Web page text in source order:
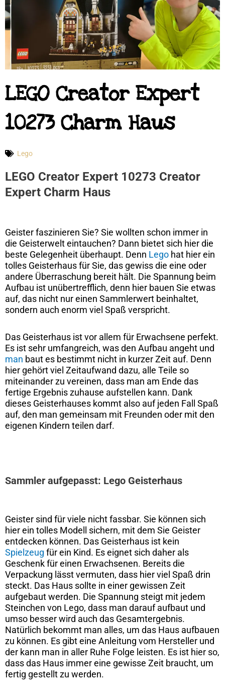
LEGO Creator Expert
10273 Charm Haus
Lego
LEGO Creator Expert 10273 Creator
Expert Charm Haus
Geister faszinieren Sie? Sie wollten schon immer in
die Geisterwelt eintauchen? Dann bietet sich hier die
beste Gelegenheit überhaupt. Denn Lego hat hier ein
tolles Geisterhaus für Sie, das gewiss die eine oder
andere Überraschung bereit hält. Die Spannung beim
Aufbau ist unübertrefflich, denn hier bauen Sie etwas
auf, das nicht nur einen Sammlerwert beinhaltet,
sondern auch enorm viel Spaß verspricht.
Das Geisterhaus ist vor allem für Erwachsene perfekt.
Es ist sehr umfangreich, was den Aufbau angeht und
man baut es bestimmt nicht in kurzer Zeit auf. Denn
hier gehört viel Zeitaufwand dazu, alle Teile so
miteinander zu vereinen, dass man am Ende das
fertige Ergebnis zuhause aufstellen kann. Dank
dieses Geisterhauses kommt also auf jeden Fall Spaß
auf, den man gemeinsam mit Freunden oder mit den
eigenen Kindern teilen darf.
Sammler aufgepasst: Lego Geisterhaus
Geister sind für viele nicht fassbar. Sie können sich
hier ein tolles Modell sichern, mit dem Sie Geister
entdecken können. Das Geisterhaus ist kein
Spielzeug für ein Kind. Es eignet sich daher als
Geschenk für einen Erwachsenen. Bereits die
Verpackung lässt vermuten, dass hier viel Spaß drin
steckt. Das Haus sollte in einer gewissen Zeit
aufgebaut werden. Die Spannung steigt mit jedem
Steinchen von Lego, dass man darauf aufbaut und
umso besser wird auch das Gesamtergebnis.
Natürlich bekommt man alles, um das Haus aufbauen
zu können. Es gibt eine Anleitung vom Hersteller und
der kann man in aller Ruhe Folge leisten. Es ist hier so,
dass das Haus immer eine gewisse Zeit braucht, um
fertig gestellt zu werden.